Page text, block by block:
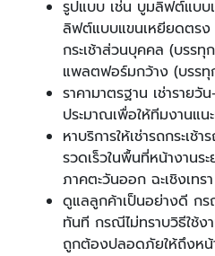
รูปแบบ เช่น บูมลิฟต์แบ
ลิฟต์แบบแขนเหยียดตรง
กระเช้าส่วนบุคคล (บรร
แพลตฟอร์มกว้าง (บรรทุ
ราคามาตรฐาน เช่าราย
ประมาณเพื่อให้ทีมงานแน
หาบริการให้เช่ารถกระเ
รวดเร็วในพื้นที่หน้างานร
ภาคตะวันออก ฉะเชิงเทร
ดูแลลูกค้าเป็นอย่างดี กร
ทันที กรณีไม่ทราบวิธีใช้
ถูกต้องปลอดภัยให้ถึงหน้